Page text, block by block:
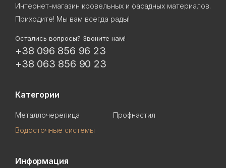
Интернет-магазин кровельных и фасадных материалов.
Приходите! Мы вам всегда рады!
Остались вопросы? Звоните нам!
+38 096 856 96 23
+38 063 856 90 23
Категории
Металлочерепица
Профнастил
Водосточные системы
Информация